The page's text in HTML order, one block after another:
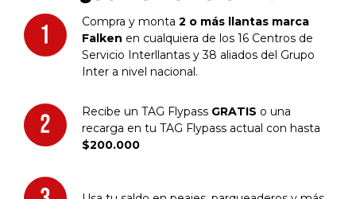
Compra y monta 2 o más llantas marca
Falken en cualquiera de los 16 Centros de
Servicio Interllantas y 38 aliados del Grupo
Inter a nivel nacional.
Recibe un TAG Flypass GRATIS o una
recarga en tu TAG Flypass actual con hasta
$200.000